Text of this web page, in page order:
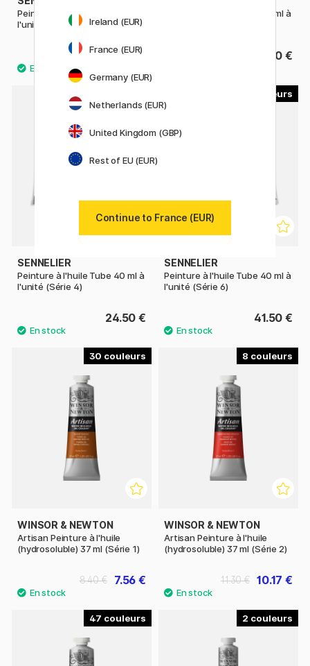
Peinture à l'huile Tube 40 ml à
l'unité (Série 1)
10.50 €
Peinture à l'huile Tube 40 ml à
13.50 €
SENNELIER
Peinture à l'huile Tube 40 ml à
l'unité (Série 4)
24.50 €
SENNELIER
Peinture à l'huile Tube 40 ml à
l'unité (Série 6)
41.50 €
30
WINSOR & NEWTON
Artisan Peinture à l'huile
(hydrosoluble) 37 ml (Série 1)
7.56 €
8.40 €
8
WINSOR & NEWTON
Artisan Peinture à l'huile
(hydrosoluble) 37 ml (Série 2)
10.17 €
11.30 €
47 2
Ireland (EUR)
France (EUR)
Germany (EUR)
Netherlands (EUR)
United Kingdom (GBP)
Rest of EU (EUR)
Continue to France (EUR)